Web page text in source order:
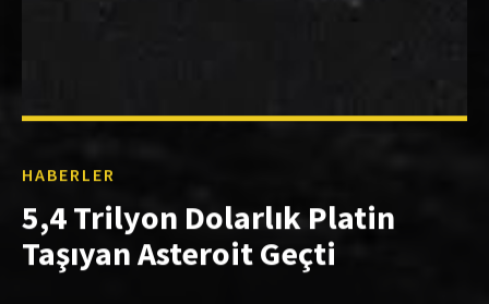
HABERLER
5,4 Trilyon Dolarlık Platin
Taşıyan Asteroit Geçti